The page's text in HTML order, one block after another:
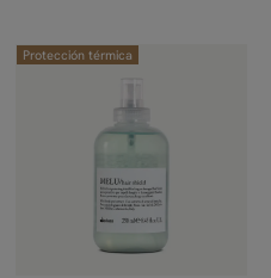
Protección térmica